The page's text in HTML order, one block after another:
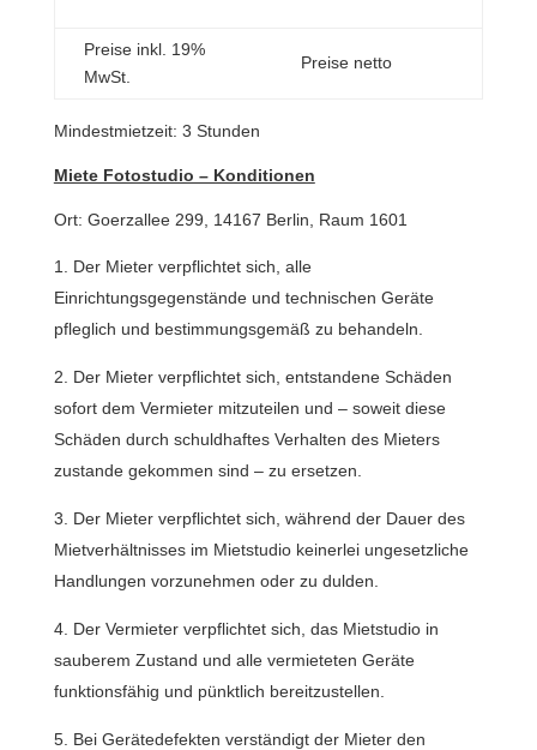
Preise inkl. 19%
MwSt.
Preise netto
Mindestmietzeit: 3 Stunden
Miete Fotostudio – Konditionen
Ort: Goerzallee 299, 14167 Berlin, Raum 1601
Der Mieter verpflichtet sich, alle
Einrichtungsgegenstände und technischen Geräte
pfleglich und bestimmungsgemäß zu behandeln.
Der Mieter verpflichtet sich, entstandene Schäden
sofort dem Vermieter mitzuteilen und – soweit diese
Schäden durch schuldhaftes Verhalten des Mieters
zustande gekommen sind – zu ersetzen.
Der Mieter verpflichtet sich, während der Dauer des
Mietverhältnisses im Mietstudio keinerlei ungesetzliche
Handlungen vorzunehmen oder zu dulden.
Der Vermieter verpflichtet sich, das Mietstudio in
sauberem Zustand und alle vermieteten Geräte
funktionsfähig und pünktlich bereitzustellen.
Bei Gerätedefekten verständigt der Mieter den